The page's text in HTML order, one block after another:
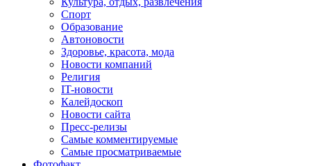
Спорт
Образование
Автоновости
Здоровье, красота, мода
Новости компаний
Религия
IT-новости
Калейдоскоп
Новости сайта
Пресс-релизы
Самые комментируемые
Самые просматриваемые